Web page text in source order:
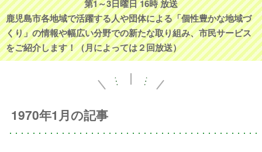
第1～3日曜日 16時 放送
鹿児島市各地域で活躍する人や団体による「個性豊かな地域づ
くり」の情報や幅広い分野での新たな取り組み、市民サービス
をご紹介します！（月によっては２回放送）
1970年1月の記事